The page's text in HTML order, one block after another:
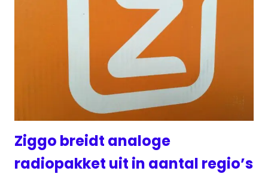
Ziggo breidt analoge
radiopakket uit in aantal regio’s